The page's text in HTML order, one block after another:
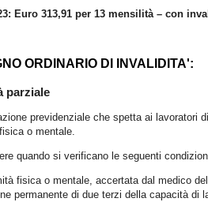
Euro 313,91 per 13 mensilità – con
ORDINARIO DI INVALIDITA':
parziale
previdenziale che spetta ai lavoratori
o mentale.
quando si verificano le seguenti
fisica o mentale, accertata dal medico
permanente di due terzi della capacità di